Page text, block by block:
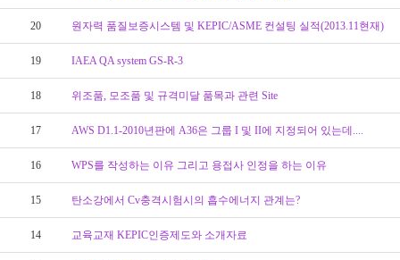
20 원자력 품질보증시스템 및 KEPIC/ASME 컨설팅 실적(2013.11현재)
19 IAEA QA system GS-R-3
18 위조품, 모조품 및 규격미달 품목과 관련 Site
17 AWS D1.1-2010년판에 A36은 그룹 I 및 II에 지정되어 있는데....
16 WPS를 작성하는 이유 그리고 용접사 인정을 하는 이유
15 탄소강에서 Cv충격시험시의 흡수에너지 관계는?
14 교육교재 KEPIC인증제도와 소개자료